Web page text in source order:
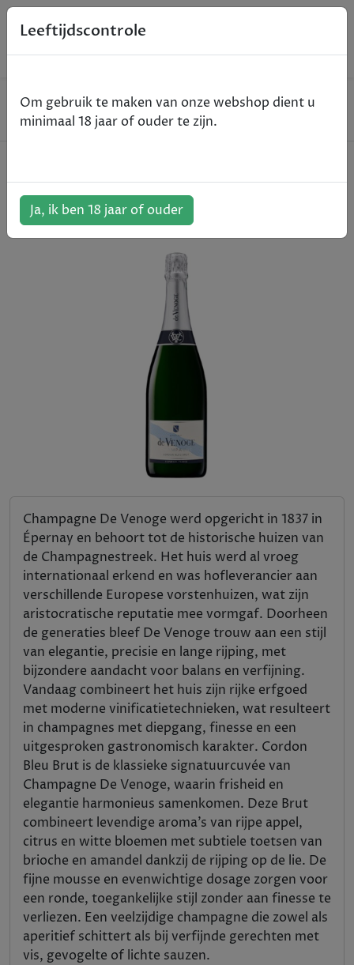
Home
Champagne
De Venoge - Cordon Bleu - brut - 75cl
75cl
ArtikelNummer:401716
Champagne De Venoge werd opgericht in 1837 in
Épernay en behoort tot de historische huizen van
de Champagnestreek. Het huis werd al vroeg
internationaal erkend en was hofleverancier aan
verschillende Europese vorstenhuizen, wat zijn
aristocratische reputatie mee vormgaf. Doorheen
de generaties bleef De Venoge trouw aan een stijl
van elegantie, precisie en lange rijping, met
bijzondere aandacht voor balans en verfijning.
Vandaag combineert het huis zijn rijke erfgoed
met moderne vinificatietechnieken, wat resulteert
in champagnes met diepgang, finesse en een
uitgesproken gastronomisch karakter. Cordon
Bleu Brut is de klassieke signatuurcuvée van
Champagne De Venoge, waarin frisheid en
elegantie harmonieus samenkomen. Deze Brut
combineert levendige aroma’s van rijpe appel,
citrus en witte bloemen met subtiele toetsen van
brioche en amandel dankzij de rijping op de lie. De
fijne mousse en evenwichtige dosage zorgen voor
een ronde, toegankelijke stijl zonder aan finesse te
verliezen. Een veelzijdige champagne die zowel als
aperitief schittert als bij verfijnde gerechten met
vis, gevogelte of lichte sauzen.
Leeftijdscontrole
Om gebruik te maken van onze webshop dient u
minimaal 18 jaar of ouder te zijn.
Ja, ik ben 18 jaar of ouder